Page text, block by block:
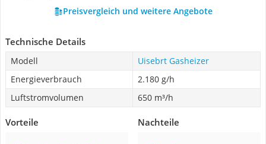
Preisvergleich und weitere Angebote
Technische Details
Modell
Uisebrt Gasheizer
Energieverbrauch
2.180 g/h
Luftstromvolumen
650 m³/h
Vorteile Nachteile